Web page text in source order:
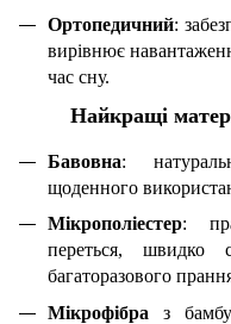
Ортопедичний:
вирівнює
час сну.
Найкращі
Бавовна:
щоденного
Мікрополіестер:
переться, швидко
багаторазового
Мікрофібра з